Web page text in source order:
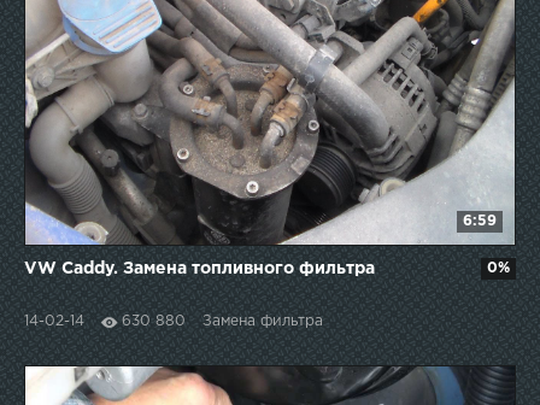
6:59
VW Caddy. Замена топливного фильтра
14-02-14 630 880 Замена фильтра
0%